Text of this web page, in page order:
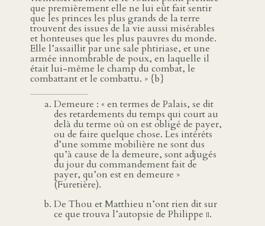
que premièrement elle ne lui eût fait sentir
que les princes les plus grands de la terre
trouvent des issues de la vie aussi misérables
et honteuses que les plus pauvres du monde.
Elle l’assaillit par une sale phtiriase, et une
armée innombrable de poux, en laquelle il
était lui-même le champ du combat, le
combattant et le combattu. » {b}
Demeure : « en termes de Palais, se dit
des retardements du temps qui court au
delà du terme où on est obligé de payer,
ou de faire quelque chose. Les intérêts
d’une somme mobilière ne sont dus
qu’à cause de la demeure, sont adjugés
du jour du commandement fait de
payer, qu’on est en demeure »
(Furetière).
De Thou et Matthieu n’ont rien dit sur
ce que trouva l’autopsie de Philippe ii.